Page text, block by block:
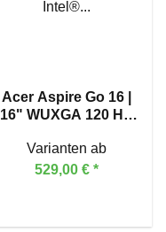
Acer Aspire Go 16 |
16" WUXGA 120 Hz|
1305U
Varianten ab
529,00 € *